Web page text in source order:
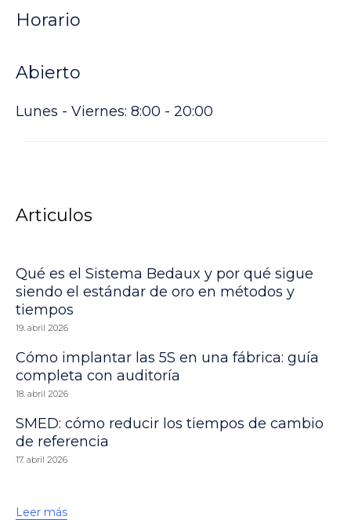
Horario
Abierto
Lunes - Viernes: 8:00 - 20:00
Articulos
Qué es el Sistema Bedaux y por qué sigue
siendo el estándar de oro en métodos y
tiempos
19. abril 2026
Cómo implantar las 5S en una fábrica: guía
completa con auditoría
18. abril 2026
SMED: cómo reducir los tiempos de cambio
de referencia
17. abril 2026
Leer más